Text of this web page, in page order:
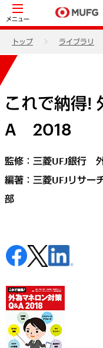
メニュー
トップ ライブラリ
これで納得!
A 2018
監修：三菱UFJ銀行
編著：三菱UFJリサ
部